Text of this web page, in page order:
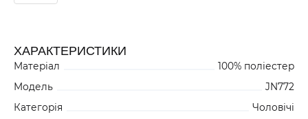
ХАРАКТЕРИСТИКИ
Матеріал
100% поліестер
Модель
JN772
Категорія
Чоловічі